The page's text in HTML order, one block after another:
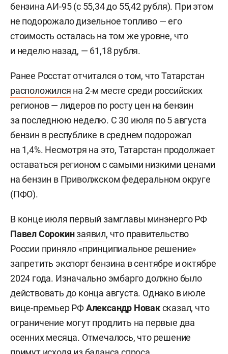
бензина АИ-95 (с 55,34 до 55,42 рубля). При этом
не подорожало дизельное топливо — его
стоимость осталась на том же уровне, что
и неделю назад, — 61,18 рубля.
Ранее Росстат отчитался о том, что Татарстан
расположился на 2-м месте среди российских
регионов — лидеров по росту цен на бензин
за последнюю неделю. С 30 июля по 5 августа
бензин в республике в среднем подорожал
на 1,4%. Несмотря на это, Татарстан продолжает
оставаться регионом с самыми низкими ценами
на бензин в Приволжском федеральном округе
(ПФО).
В конце июля первый замглавы минэнерго РФ
Павел Сорокинзаявил, что правительство
России приняло «принципиальное решение»
запретить экспорт бензина в сентябре и октябре
2024 года. Изначально эмбарго должно было
действовать до конца августа. Однако в июле
вице-премьер РФАлександр Новаксказал, что
ограничение могут продлить на первые два
осенних месяца. Отмечалось, что решение